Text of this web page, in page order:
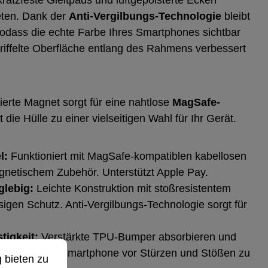
Dank der Anti-Vergilbungs-Technologie bleibt
die echte Farbe Ihres Smartphones sichtbar
Oberfläche entlang des Rahmens verbessert
Magnet sorgt für eine nahtlose MagSafe-
die Hülle zu einer vielseitigen Wahl für Ihr Gerät.
Funktioniert mit MagSafe-kompatiblen kabellosen
Zubehör. Unterstützt Apple Pay.
Leichte Konstruktion mit stoßresistentem
Schutz. Anti-Vergilbungs-Technologie sorgt für
Verstärkte TPU-Bumper absorbieren und
um Ihr Smartphone vor Stürzen und Stößen zu
zu können.
Mehr Informationen ...
bieten zu